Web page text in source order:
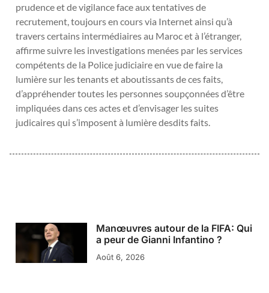
prudence et de vigilance face aux tentatives de
recrutement, toujours en cours via Internet ainsi qu’à
travers certains intermédiaires au Maroc et à l’étranger,
affirme suivre les investigations menées par les services
compétents de la Police judiciaire en vue de faire la
lumière sur les tenants et aboutissants de ces faits,
d’appréhender toutes les personnes soupçonnées d’être
impliquées dans ces actes et d’envisager les suites
judicaires qui s’imposent à lumière desdits faits.
Manœuvres autour de la FIFA: Qui
a peur de Gianni Infantino ?
Août 6, 2026